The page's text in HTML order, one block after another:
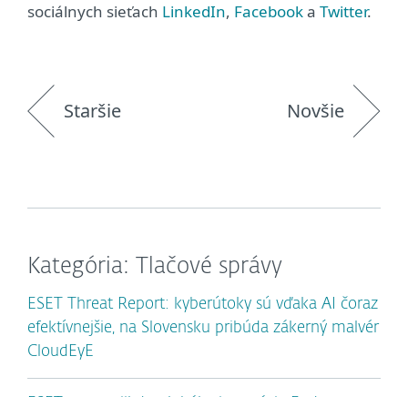
sociálnych sieťach LinkedIn, Facebooka Twitter.
Staršie Novšie
Kategória: Tlačové správy
ESET Threat Report: kyberútoky sú vďaka AI čoraz
efektívnejšie, na Slovensku pribúda zákerný malvér
CloudEyE